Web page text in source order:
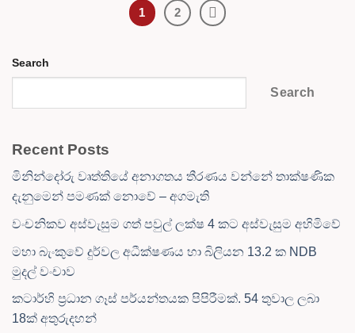
1 2
Search
Search
Recent Posts
මිනින්දෝරු වෘත්තියේ අනාගතය තීරණය වන්නේ තාක්ෂණික
දැනුමෙන් පමණක් නොවේ – අගමැති
වංචනිකව අස්වැසුම ගත් පවුල් ලක්ෂ 4 කට අස්වැසුම අහිමිවේ
මහා බැංකුවේ දුර්වල අධීක්ෂණය හා බිලියන 13.2 ක NDB
මුදල් වංචාව
කටාර්හි ප්‍රධාන ගෑස් පර්යන්තයක පිපිරීමක්. 54 තුවාල ලබා
18ක් අතුරුදහන්